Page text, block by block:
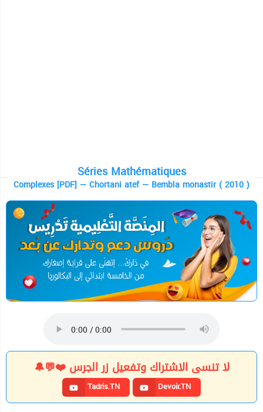
Séries Mathématiques
Complexes [PDF] — Chortani atef — Bembla monastir ( 2010 )
لا تنسى الاشتراك وتفعيل زر الجرس ❤️💬🔔
Tadris.TN Devoir.TN